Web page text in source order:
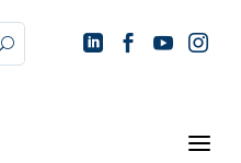
U    
a